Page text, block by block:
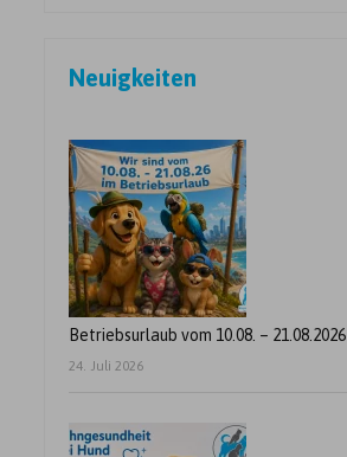
Neuigkeiten
Betriebsurlaub vom 10.08. – 21.08.2026
24. Juli 2026